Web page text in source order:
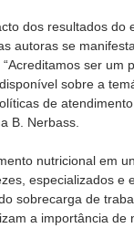
dos resultados do
autoras se
ser um
sobre a
de
B. Nerbass.
nutricional em
especializados e
sobrecarga de
a importância de